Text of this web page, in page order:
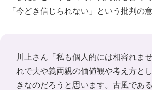
「今どき信じられない」という批判の
川上さん「私も個人的には相容れま
れで夫や義両親の価値観や考え方と
きなのだろうと思います。古風であ